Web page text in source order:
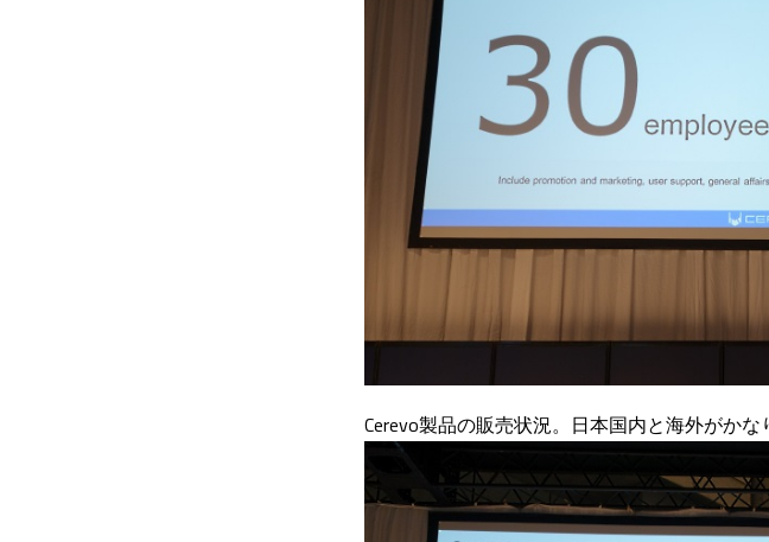
Cerevo製品の販売状況。日本国内と海外がか